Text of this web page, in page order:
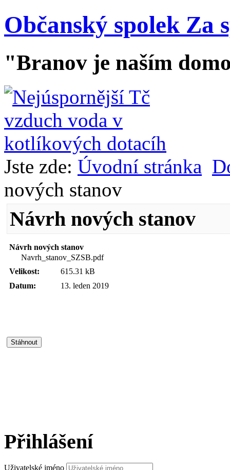
Občanský spolek Za
"Branov je naším
Jste zde: Úvodní stránka
nových stanov
Návrh nových stanov
Návrh nových stanov
Navrh_stanov_SZSB.pdf
Velikost:
615.31 kB
Datum:
13. leden 2019
Přihlášení
Uživatelské jméno